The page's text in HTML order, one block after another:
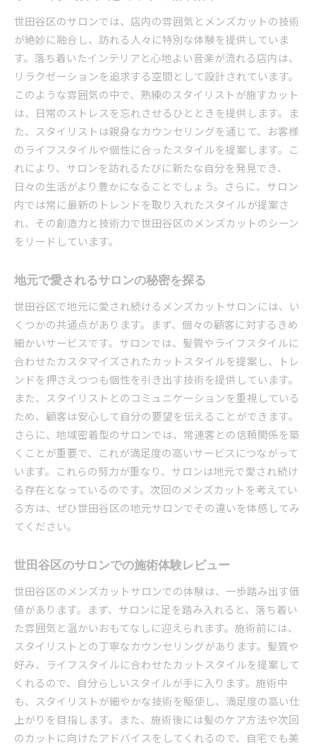
世田谷区のサロンでは、店内の雰囲気とメンズカットの技術
が絶妙に融合し、訪れる人々に特別な体験を提供していま
す。落ち着いたインテリアと心地よい音楽が流れる店内は、
リラクゼーションを追求する空間として設計されています。
このような雰囲気の中で、熟練のスタイリストが施すカット
は、日常のストレスを忘れさせるひとときを提供します。ま
た、スタイリストは親身なカウンセリングを通じて、お客様
のライフスタイルや個性に合ったスタイルを提案します。こ
れにより、サロンを訪れるたびに新たな自分を発見でき、
日々の生活がより豊かになることでしょう。さらに、サロン
内では常に最新のトレンドを取り入れたスタイルが提案さ
れ、その創造力と技術力で世田谷区のメンズカットのシーン
をリードしています。
地元で愛されるサロンの秘密を探る
世田谷区で地元に愛され続けるメンズカットサロンには、い
くつかの共通点があります。まず、個々の顧客に対するきめ
細かいサービスです。サロンでは、髪質やライフスタイルに
合わせたカスタマイズされたカットスタイルを提案し、トレ
ンドを押さえつつも個性を引き出す技術を提供しています。
また、スタイリストとのコミュニケーションを重視している
ため、顧客は安心して自分の要望を伝えることができます。
さらに、地域密着型のサロンでは、常連客との信頼関係を築
くことが重要で、これが満足度の高いサービスにつながって
います。これらの努力が重なり、サロンは地元で愛され続け
る存在となっているのです。次回のメンズカットを考えてい
る方は、ぜひ世田谷区の地元サロンでその違いを体感してみ
てください。
世田谷区のサロンでの施術体験レビュー
世田谷区のメンズカットサロンでの体験は、一歩踏み出す価
値があります。まず、サロンに足を踏み入れると、落ち着い
た雰囲気と温かいおもてなしに迎えられます。施術前には、
スタイリストとの丁寧なカウンセリングがあります。髪質や
好み、ライフスタイルに合わせたカットスタイルを提案して
くれるので、自分らしいスタイルが手に入ります。施術中
も、スタイリストが細やかな技術を駆使し、満足度の高い仕
上がりを目指します。また、施術後には髪のケア方法や次回
のカットに向けたアドバイスをしてくれるので、自宅でも美